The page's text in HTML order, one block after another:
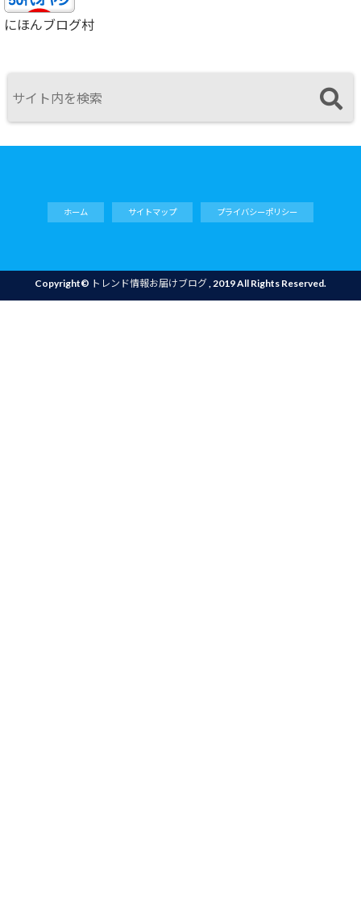
にほんブログ村
ホーム サイトマップ プライバシーポリシー
Copyright© トレンド情報お届けブログ, 2019 All Rights Reserved.